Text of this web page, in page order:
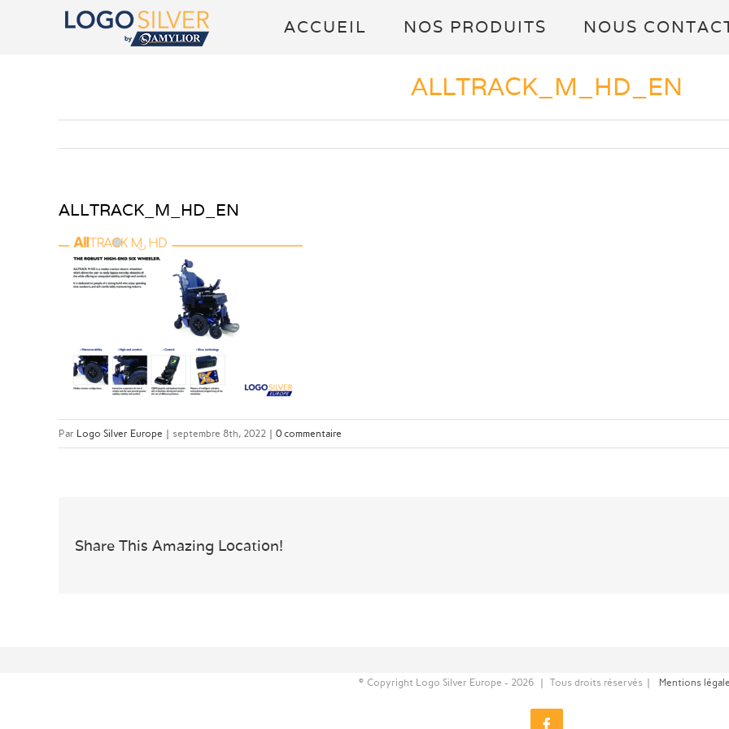
ACCUEIL NOS PRODUITS NOUS
ALLTRACK_M_HD_EN
ALLTRACK_M_HD_EN
Par Logo Silver Europe | septembre 8th, 2022 | 0 commentaire
Share This Amazing Location!
© Copyright Logo Silver Europe - 2026 | Tous droits réservés | Mentions